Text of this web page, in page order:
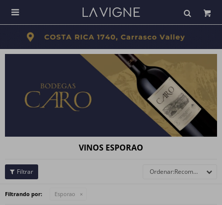

VINOS ESPORAO
Recomendados
Filtrando por: Esporao